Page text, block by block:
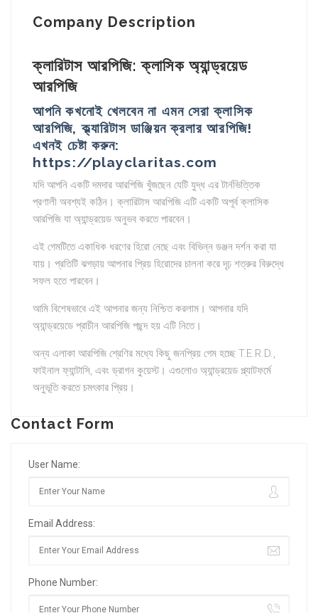
Company Description
ক্লারিটাস আরপিজি: ক্লাসিক অ্যান্ড্রয়েড
আরপিজি
আপনি কখনোই খেলবেন না এমন সেরা ক্লাসিক
আরপিজি, ক্ল্যারিটাস ডাঞ্জিয়ন ক্রলার আরপিজি!
এখনই চেষ্টা করুন:
https://playclaritas.com
যদি আপনি একটি দমদার আরপিজি খুঁজছেন যেটি যুদ্ধ এর টার্নভিত্তিক
প্রণালী অবশ্যই কঠিন। ক্লারিটাস আরপিজি এটি একটি অপূর্ব ক্লাসিক
আরপিজি যা অ্যান্ড্রয়েড অনুভব করতে পারবেন।
এই গেমটিতে একাধিক ধরণের হিরো নেছে এবং বিভিন্ন ডঞ্জন দর্শন করা যা
যায়। প্রতিটি ঝগড়ায় আপনার প্রিয় হিরোদের চালনা করে দৃঢ় শত্রুর বিরুদ্ধে
সফল হতে পারবেন।
আমি বিশেষভাবে এই আপনার জন্য নিশ্চিত করলাম। আপনার যদি
অ্যান্ড্রয়েডে প্রাচীন আরপিজি পছন্দ হয় এটি নিতে।
অন্য এলাকা আরপিজি শ্রেণির মধ্যে কিছু জনপ্রিয় গেম হচ্ছে T.E.R.D.,
ফাইনাল ফ্যান্টাসি, এবং ড্রাগন কুয়েস্ট। এগুলোও অ্যান্ড্রয়েড প্ল্যাটফর্মে
অনুভূতি করতে চমৎকার প্রিয়।
Contact Form
User Name:
Email Address:
Phone Number: